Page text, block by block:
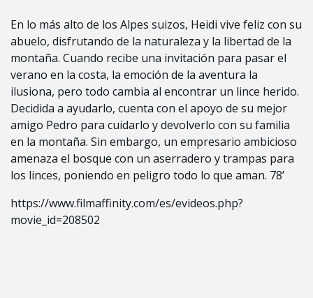
En lo más alto de los Alpes suizos, Heidi vive feliz con su
abuelo, disfrutando de la naturaleza y la libertad de la
montaña. Cuando recibe una invitación para pasar el
verano en la costa, la emoción de la aventura la
ilusiona, pero todo cambia al encontrar un lince herido.
Decidida a ayudarlo, cuenta con el apoyo de su mejor
amigo Pedro para cuidarlo y devolverlo con su familia
en la montaña. Sin embargo, un empresario ambicioso
amenaza el bosque con un aserradero y trampas para
los linces, poniendo en peligro todo lo que aman. 78’
https://www.filmaffinity.com/es/evideos.php?
movie_id=208502